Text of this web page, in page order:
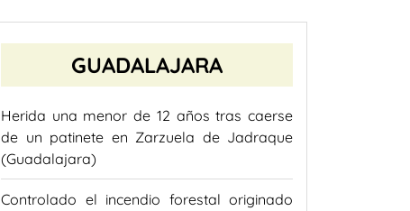
GUADALAJARA
Herida una menor de 12 años tras caerse
de un patinete en Zarzuela de Jadraque
(Guadalajara)
Controlado el incendio forestal originado